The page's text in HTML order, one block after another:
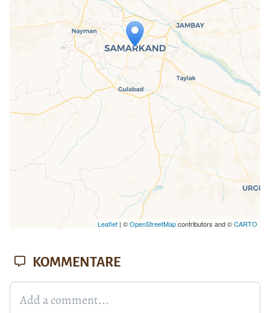
Travelers' Map wird geladen …
Wenn du dies siehst, nachdem deine
Seite vollständig geladen wurde,
fehlen leafletJS-Dateien.
Leaflet| ©OpenStreetMapcontributors and ©CARTO
KOMMENTARE